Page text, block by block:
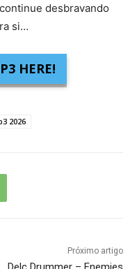
desbravando
si…
HERE!
2026
Próximo artigo